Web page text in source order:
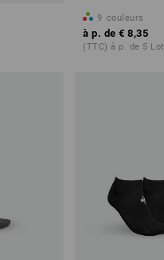
9 couleurs
à p. de € 8,35
(TTC) à p. de 5 Lot